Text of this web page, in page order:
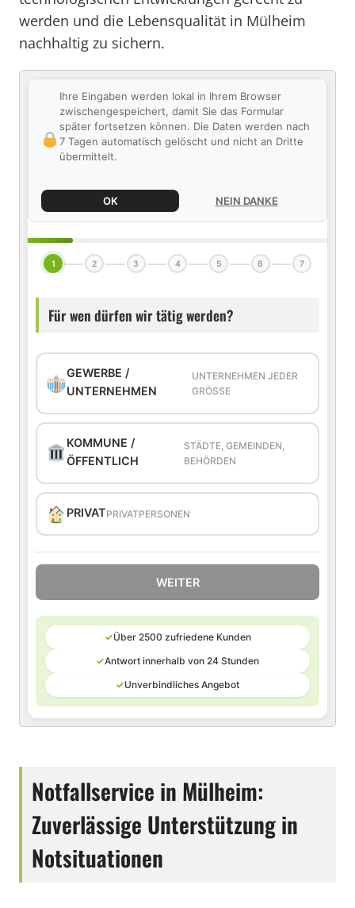
werden und die Lebensqualität in Mülheim
nachhaltig zu sichern.
Ihre Eingaben werden lokal in Ihrem Browser
zwischengespeichert, damit Sie das Formular
später fortsetzen können. Die Daten werden nach
7 Tagen automatisch gelöscht und nicht an Dritte
übermittelt.
OK NEIN DANKE
1 2 3 4 5 6 7
Für wen dürfen wir tätig werden?
GEWERBE /
UNTERNEHMEN
UNTERNEHMEN JEDER
GRÖSSE
KOMMUNE /
ÖFFENTLICH
STÄDTE, GEMEINDEN,
BEHÖRDEN
PRIVATPRIVATPERSONEN
WEITER
✓Über 2500 zufriedene Kunden
✓Antwort innerhalb von 24 Stunden
✓Unverbindliches Angebot
Notfallservice in Mülheim:
Zuverlässige Unterstützung in
Notsituationen